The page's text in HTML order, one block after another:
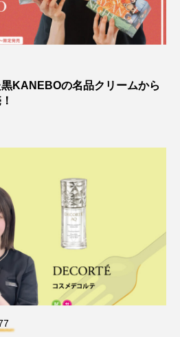
KANEBOの名品クリームから